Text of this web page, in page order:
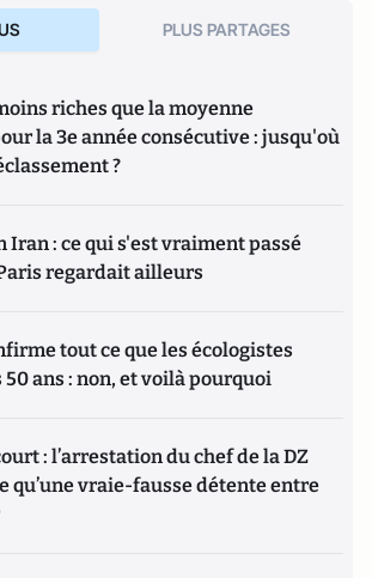
PLUS PARTAGES
riches que la moyenne
la 3e année consécutive : jusqu'où
?
Iran : ce qui s'est vraiment passé
regardait ailleurs
tout ce que les écologistes
ans : non, et voilà pourquoi
: l’arrestation du chef de la DZ
qu’une vraie-fausse détente entre